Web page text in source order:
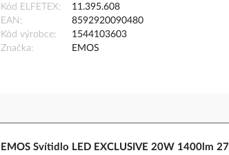
Kód ELFETEX
11.395.608
EAN
8592920090480
Kód výrobce
1544103603
Značka
EMOS
EMOS Svítidlo LED EXCLUSIVE 20W 1400lm